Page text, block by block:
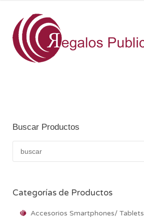
Buscar Productos
Categorías de Productos
Accesorios Smartphones/ Tablets